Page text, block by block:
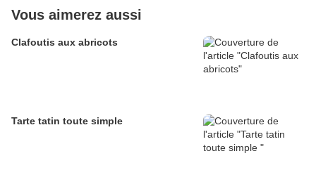
Vous aimerez aussi
Clafoutis aux abricots
Tarte tatin toute simple